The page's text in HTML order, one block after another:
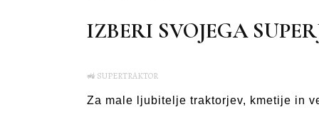
IZBERI SVOJEGA
🚜 SUPERTRAKTOR
Za male ljubitelje traktorjev, kmetije in